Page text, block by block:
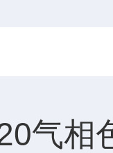
气相